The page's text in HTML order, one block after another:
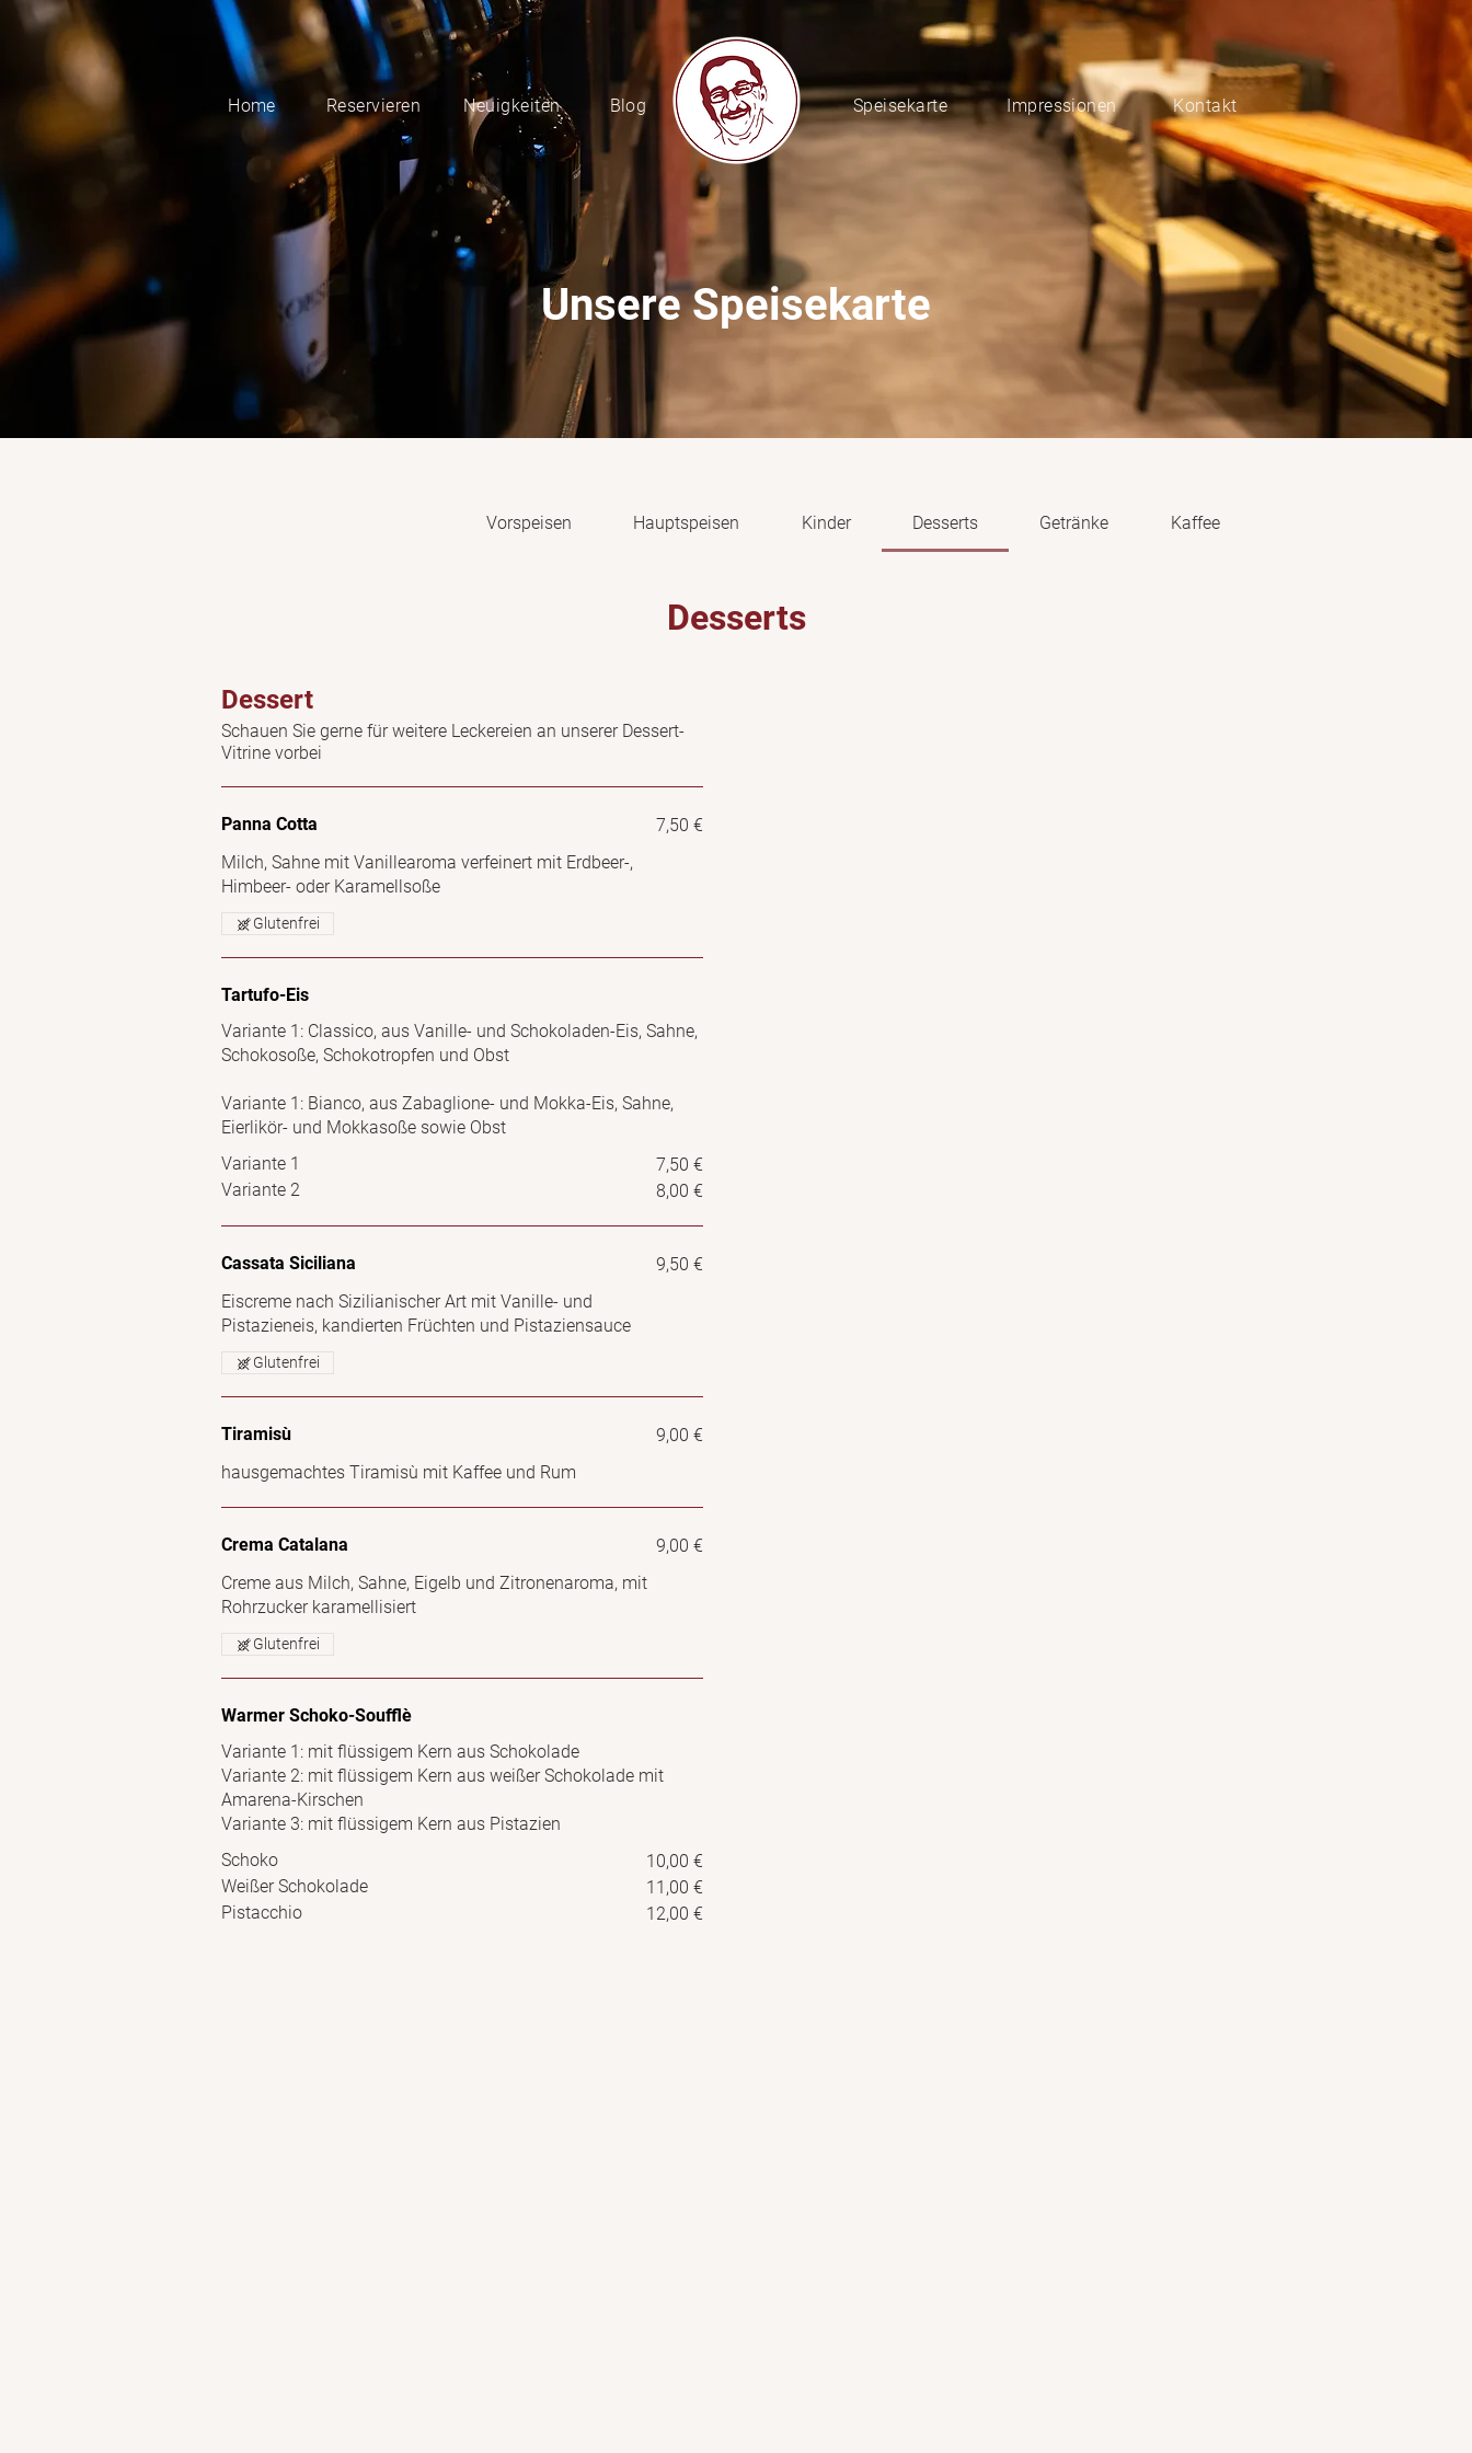
Home Reservieren Neuigkeiten Blog Speisekarte Impressionen Kontakt
Unsere Speisekarte
Vorspeisen Hauptspeisen Kinder Desserts Getränke Kaffee
Desserts
Dessert
Schauen Sie gerne für weitere Leckereien an unserer Dessert-
Vitrine vorbei
Panna Cotta
Milch, Sahne mit Vanillearoma verfeinert mit Erdbeer-,
Himbeer- oder Karamellsoße
7,50 €
Glutenfrei
Tartufo-Eis
Variante 1: Classico, aus Vanille- und Schokoladen-Eis, Sahne,
Schokosoße, Schokotropfen und Obst
Variante 1: Bianco, aus Zabaglione- und Mokka-Eis, Sahne,
Eierlikör- und Mokkasoße sowie Obst
Variante 1
7,50 €
Variante 2
8,00 €
Cassata Siciliana
Eiscreme nach Sizilianischer Art mit Vanille- und
Pistazieneis, kandierten Früchten und Pistaziensauce
9,50 €
Glutenfrei
Tiramisù
hausgemachtes Tiramisù mit Kaffee und Rum
9,00 €
Crema Catalana
Creme aus Milch, Sahne, Eigelb und Zitronenaroma, mit
Rohrzucker karamellisiert
9,00 €
Glutenfrei
Warmer Schoko-Soufflè
Variante 1: mit flüssigem Kern aus Schokolade
Variante 2: mit flüssigem Kern aus weißer Schokolade mit
Amarena-Kirschen
Variante 3: mit flüssigem Kern aus Pistazien
Schoko
10,00 €
Weißer Schokolade
11,00 €
Pistacchio
12,00 €